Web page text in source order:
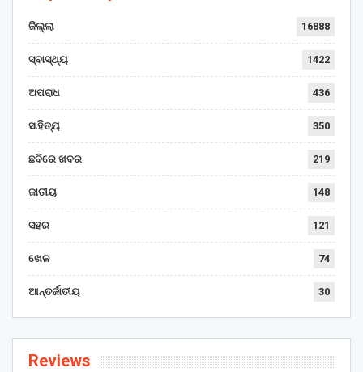
ଜିଲ୍ଲା 16888
ସ୍ବାସ୍ଥ୍ୟ 1422
ଅପରାଧ 436
ସାହିତ୍ୟ 350
ଛବିରେ ଖବର 219
ଜାତୀୟ 148
ସହର 121
ଖେଳ 74
ଆନ୍ତର୍ଜାତୀୟ 30
Reviews